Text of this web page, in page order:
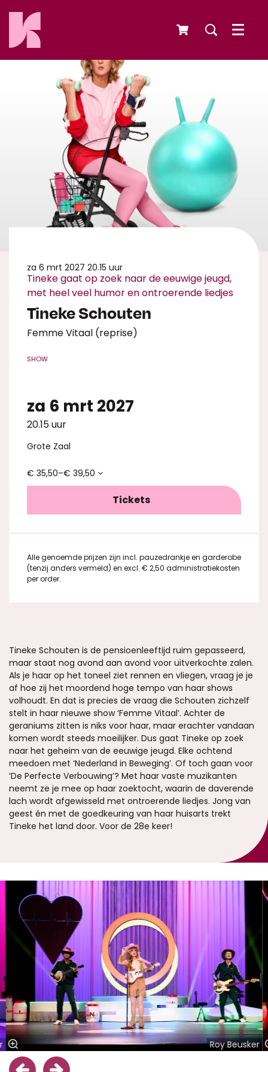
Menu
Tineke Schouten
Femme Vitaal (reprise)
Tineke gaat op zoek naar de eeuwige jeugd,
met heel veel humor en ontroerende liedjes
za 6 mrt 2027 20.15 uur
SHOW
za 6 mrt 2027
20.15 uur
Grote Zaal
€ 35,50–€ 39,50
Tickets
Alle genoemde prijzen zijn incl. pauzedrankje en garderobe
(tenzij anders vermeld) en excl. € 2,50 administratiekosten
per order.
Tineke Schouten is de pensioenleeftijd ruim gepasseerd,
maar staat nog avond aan avond voor uitverkochte zalen.
Als je haar op het toneel ziet rennen en vliegen, vraag je je
af hoe zij het moordend hoge tempo van haar shows
volhoudt. En dat is precies de vraag die Schouten zichzelf
stelt in haar nieuwe show ‘Femme Vitaal’. Achter de
geraniums zitten is niks voor haar, maar erachter vandaan
komen wordt steeds moeilijker. Dus gaat Tineke op zoek
naar het geheim van de eeuwige jeugd. Elke ochtend
meedoen met ‘Nederland in Beweging’. Of toch gaan voor
‘De Perfecte Verbouwing’? Met haar vaste muzikanten
neemt ze je mee op haar zoektocht, waarin de daverende
lach wordt afgewisseld met ontroerende liedjes. Jong van
geest én met de goedkeuring van haar huisarts trekt
Tineke het land door. Voor de 28e keer!
Overslaan
Roy Beusker